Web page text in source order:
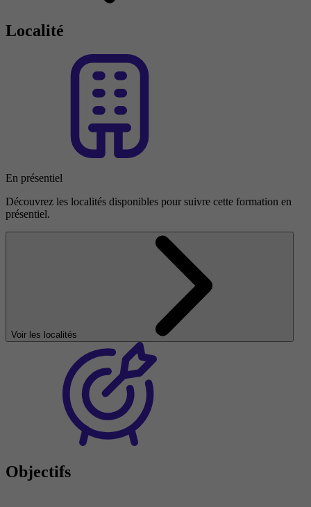
Localité
En présentiel
Découvrez les localités disponibles pour suivre cette formation en
présentiel.
Voir les localités
Objectifs